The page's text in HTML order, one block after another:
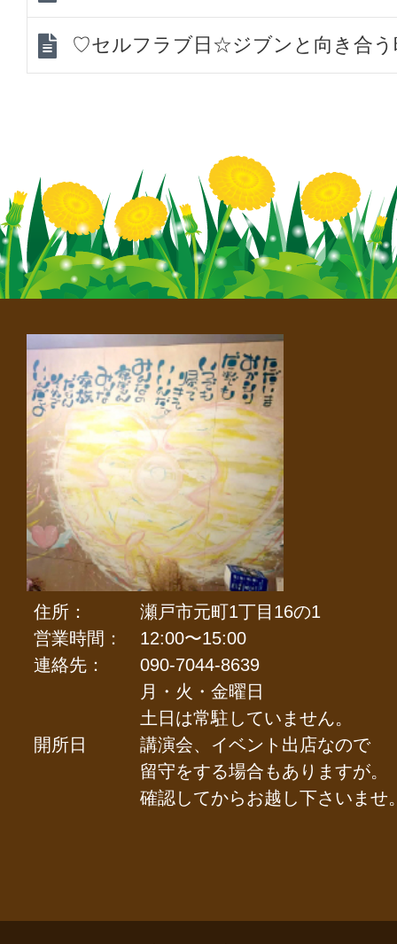
♡セルフラブ日☆ジブンと向き合
住所：
瀬戸市元町1丁目16の1
営業時間：
12:00〜15:00
連絡先：
090-7044-8639
開所日
月・火・金曜日
土日は常駐していません。
講演会、イベント出店なので
留守をする場合もありますが。
確認してからお越し下さいませ